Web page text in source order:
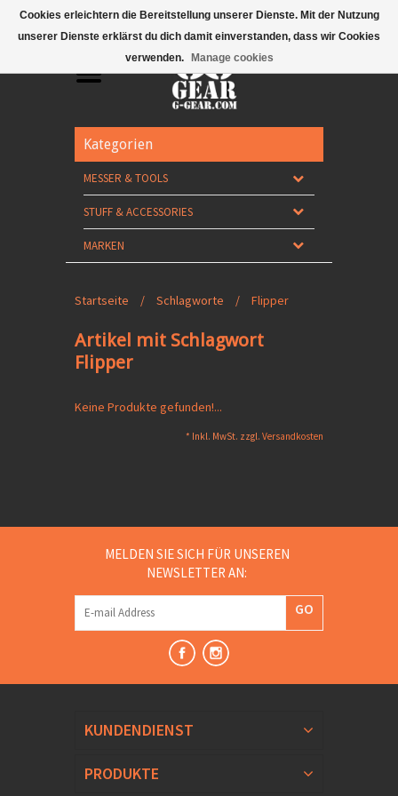
Mobile Menu
Kategorien
MESSER & TOOLS
STUFF & ACCESSORIES
MARKEN
Startseite / Schlagworte / Flipper
Artikel mit Schlagwort
Flipper
Keine Produkte gefunden!...
* Inkl. MwSt. zzgl. Versandkosten
MELDEN SIE SICH FÜR UNSEREN
NEWSLETTER AN:
GO
KUNDENDIENST
PRODUKTE
Cookies erleichtern die Bereitstellung unserer Dienste. Mit der Nutzung
unserer Dienste erklärst du dich damit einverstanden, dass wir Cookies
verwenden.
Manage cookies